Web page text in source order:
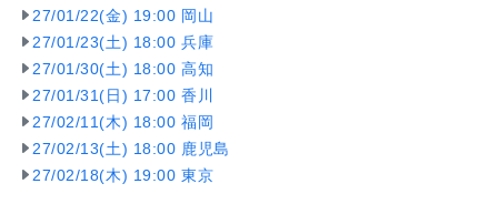
27/01/22(金) 19:00 岡山
27/01/23(土) 18:00 兵庫
27/01/30(土) 18:00 高知
27/01/31(日) 17:00 香川
27/02/11(木) 18:00 福岡
27/02/13(土) 18:00 鹿児島
27/02/18(木) 19:00 東京